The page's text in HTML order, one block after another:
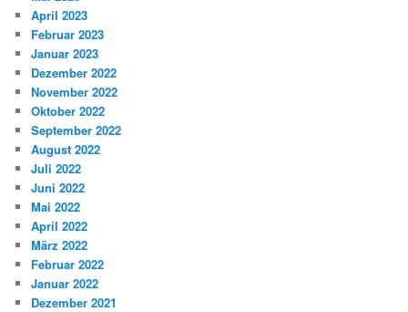
April 2023
Februar 2023
Januar 2023
Dezember 2022
November 2022
Oktober 2022
September 2022
August 2022
Juli 2022
Juni 2022
Mai 2022
April 2022
März 2022
Februar 2022
Januar 2022
Dezember 2021